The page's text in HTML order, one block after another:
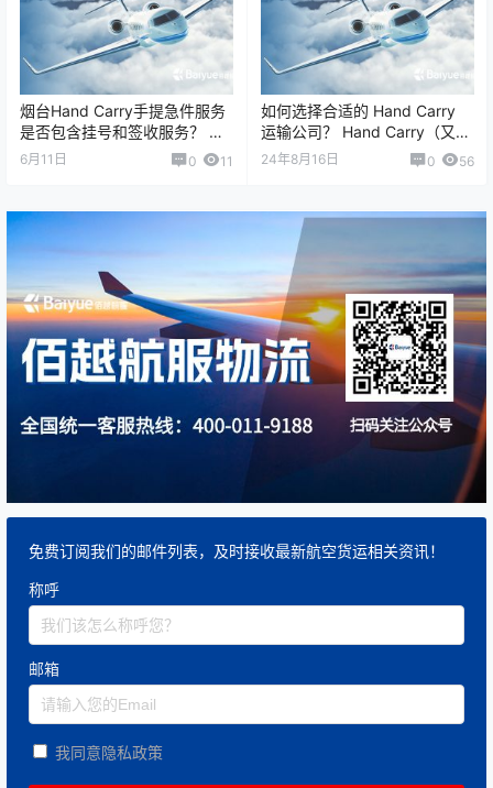
烟台Hand Carry手提急件服务
是否包含挂号和签收服务？ 烟
台Hand Carry（手提急件 /
6月11日 0 11
如何选择合适的 Hand Carry
运输公司？ Hand Carry（又称
OBC、On-Board Courier、…
24年8月16日 0 56
免费订阅我们的邮件列表，及时接收最新航空货运相关资讯！
称呼
邮箱
我同意隐私政策